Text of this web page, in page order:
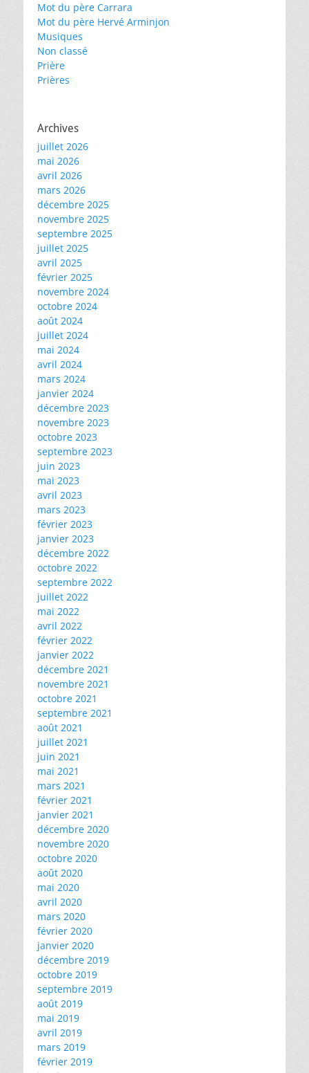
Mot du père Carrara
Mot du père Hervé Arminjon
Musiques
Non classé
Prière
Prières
Archives
juillet 2026
mai 2026
avril 2026
mars 2026
décembre 2025
novembre 2025
septembre 2025
juillet 2025
avril 2025
février 2025
novembre 2024
octobre 2024
août 2024
juillet 2024
mai 2024
avril 2024
mars 2024
janvier 2024
décembre 2023
novembre 2023
octobre 2023
septembre 2023
juin 2023
mai 2023
avril 2023
mars 2023
février 2023
janvier 2023
décembre 2022
octobre 2022
septembre 2022
juillet 2022
mai 2022
avril 2022
février 2022
janvier 2022
décembre 2021
novembre 2021
octobre 2021
septembre 2021
août 2021
juillet 2021
juin 2021
mai 2021
mars 2021
février 2021
janvier 2021
décembre 2020
novembre 2020
octobre 2020
août 2020
mai 2020
avril 2020
mars 2020
février 2020
janvier 2020
décembre 2019
octobre 2019
septembre 2019
août 2019
mai 2019
avril 2019
mars 2019
février 2019